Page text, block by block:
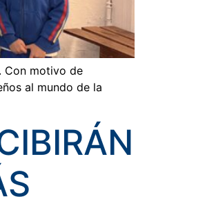
Con motivo de
al mundo de la